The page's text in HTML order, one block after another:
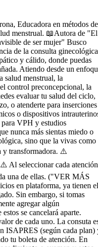
Educadora en métodos de
menstrual. 📖Autora de "El
de ser mujer" Busco
de la consulta
y cálido, donde puedas
Atiendo desde un
salud menstrual, la
control preconcepcional, la
evaluar tu salud del ciclo,
o atenderte para inserciones
o dispositivos
VPH y estudios
nunca más sientas miedo o
sino que la vivas como
y transformadora. ⚠️
seleccionar cada atención
una de ellas. ("VER MÁS
en plataforma, ya tienen el
Sin embargo, si tomas
agregar algún
se cancelará aparte.
de cada uno. La consuta
ISAPRES (según cada plan)
tu boleta de atención. En